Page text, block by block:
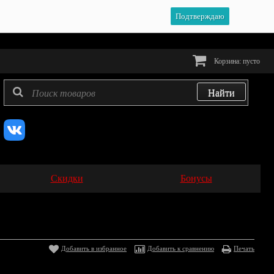
Подтверждаю
Корзина: пусто
Скидки Бонусы
Добавить в избранное Добавить к сравнению Печать